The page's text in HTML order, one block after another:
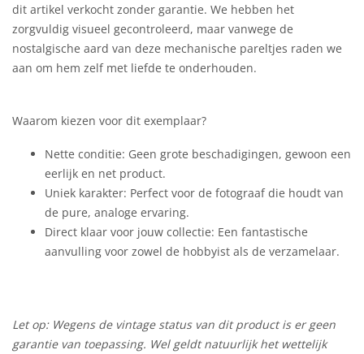
dit artikel verkocht zonder garantie. We hebben het
zorgvuldig visueel gecontroleerd, maar vanwege de
nostalgische aard van deze mechanische pareltjes raden we
aan om hem zelf met liefde te onderhouden.
Waarom kiezen voor dit exemplaar?
Nette conditie: Geen grote beschadigingen, gewoon een
eerlijk en net product.
Uniek karakter: Perfect voor de fotograaf die houdt van
de pure, analoge ervaring.
Direct klaar voor jouw collectie: Een fantastische
aanvulling voor zowel de hobbyist als de verzamelaar.
Let op: Wegens de vintage status van dit product is er geen
garantie van toepassing. Wel geldt natuurlijk het wettelijk